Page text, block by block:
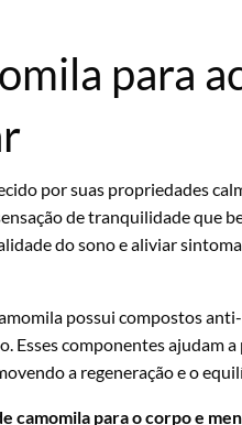
para
por suas propriedades
de tranquilidade que
do sono e aliviar
possui compostos
Esses componentes ajudam
a regeneração e o
camomila para o corpo e